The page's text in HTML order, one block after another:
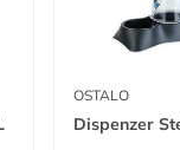
OSTALO